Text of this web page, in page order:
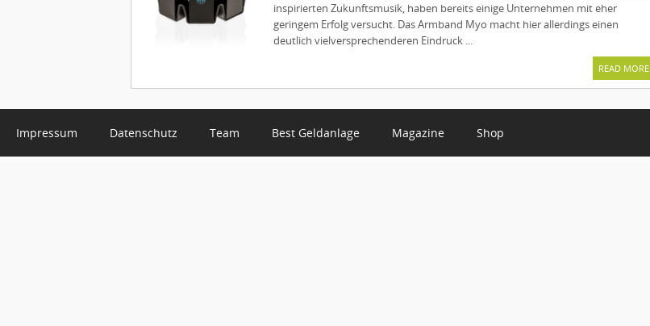
inspirierten Zukunftsmusik, haben bereits einige Unternehmen mit eher
geringem Erfolg versucht. Das Armband Myo macht hier allerdings einen
deutlich vielversprechenderen Eindruck ...
READ MORE
Impressum Datenschutz Team Best Geldanlage Magazine Shop